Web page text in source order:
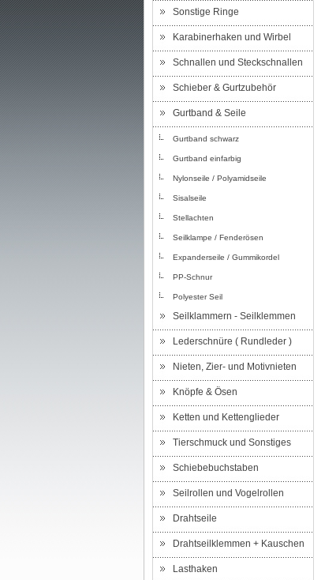
Sonstige Ringe
Karabinerhaken und Wirbel
Schnallen und Steckschnallen
Schieber & Gurtzubehör
Gurtband & Seile
Gurtband schwarz
Gurtband einfarbig
Nylonseile / Polyamidseile
Sisalseile
Stellachten
Seilklampe / Fenderösen
Expanderseile / Gummikordel
PP-Schnur
Polyester Seil
Seilklammern - Seilklemmen
Lederschnüre ( Rundleder )
Nieten, Zier- und Motivnieten
Knöpfe & Ösen
Ketten und Kettenglieder
Tierschmuck und Sonstiges
Schiebebuchstaben
Seilrollen und Vogelrollen
Drahtseile
Drahtseilklemmen + Kauschen
Lasthaken